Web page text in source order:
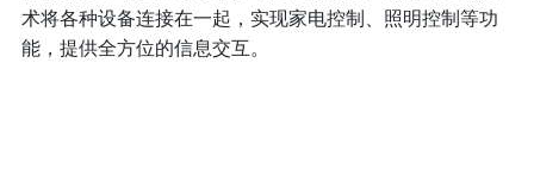
术将各种设备连接在一起，实现家电控制、照明控制等功
能，提供全方位的信息交互。